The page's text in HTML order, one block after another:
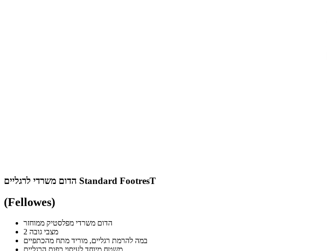
הדום משרדי לרגליים Standard FootresT
(Fellowes)
הדום משרדי מפלסטיק ממוחזר
2 מצבי גובה
במה להרמת רגליים, מוריד מתח מהכתפיים